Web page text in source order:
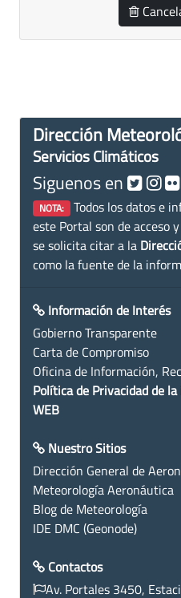
Dirección
Servicios Climáticos
Siguenos en
NOTA: Todos los datos e
este Portal son de acceso
se solicita citar a la
como la fuente de la
Información de Interés
Gobierno Transparente
Carta de Compromiso
Oficina de Información,
Política de Privacidad de
WEB
Nuestro Sitios
Dirección General de
Meteorología Aeronáutica
Blog de Meteorología
IDE DMC (Geonode)
Contactos
Av. Portales 3450,